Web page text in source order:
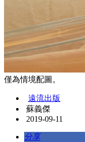
僅為情境配圖。
遠流出版
蘇義傑
2019-09-11
分享